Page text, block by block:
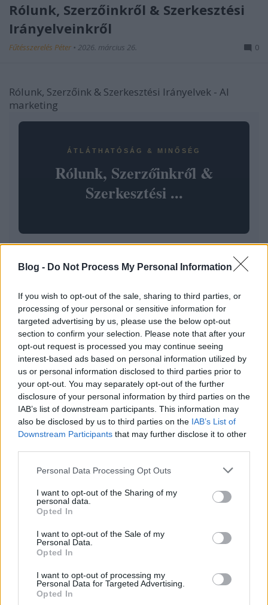
Blog - Do Not Process My Personal Information
If you wish to opt-out of the sale, sharing to third parties, or
processing of your personal or sensitive information for
targeted advertising by us, please use the below opt-out
section to confirm your selection. Please note that after your
opt-out request is processed you may continue seeing
interest-based ads based on personal information utilized by
us or personal information disclosed to third parties prior to
your opt-out. You may separately opt-out of the further
disclosure of your personal information by third parties on the
IAB’s list of downstream participants. This information may
also be disclosed by us to third parties on the IAB’s List of
Downstream Participants that may further disclose it to other
Please note that this website/app uses one or more Google
not limited to your visit or usage behaviour. You may click to
grant or deny consent to Google and its third-party tags to
use your data for below specified purposes in below Google
consent section.
Personal Data Processing Opt Outs
I want to opt-out of the Sharing of my
personal data.
Opted In
I want to opt-out of the Sale of my
Personal Data.
Opted In
I want to opt-out of processing my
Personal Data for Targeted Advertising.
Opted In
Rólunk, Szerzőinkről & Szerkesztési
Irányelveinkről
Fűtésszerelés Péter • 2026. március 26. 0
Rólunk, Szerzőink & Szerkesztési Irányelvek - AI
marketing
ÁTLÁTHATÓSÁG & MINŐSÉG
Rólunk, Szerzőinkről &
Szerkesztési ...
Guidelines
Fűtésszerelés Péter•2026. március 26.
About Us, Authors & Editorial Guidelines for AI
marketing website
TRANSPARENCY & QUALITY
About Us, Our Authors &
Editorial Guidelines
...
redaktionelle Richtlinien